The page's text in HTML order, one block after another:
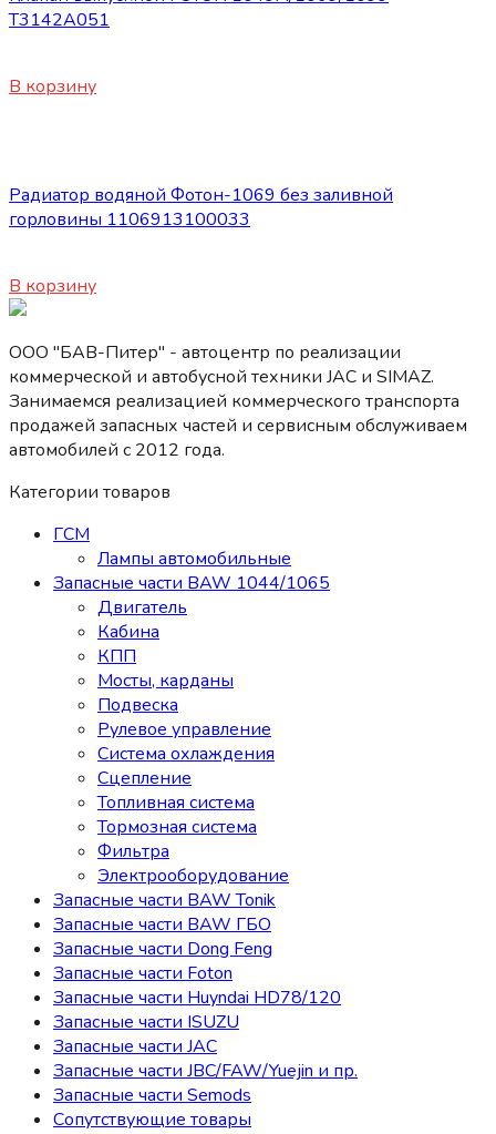
Т3142А051
В корзину
Радиатор водяной Фотон-1069 без заливной
горловины 1106913100033
В корзину
ООО "БАВ-Питер" - автоцентр по реализации
коммерческой и автобусной техники JAC и SIMAZ.
Занимаемся реализацией коммерческого транспорта
продажей запасных частей и сервисным обслуживаем
автомобилей c 2012 года.
Категории товаров
ГСМ
Лампы автомобильные
Запасные части BAW 1044/1065
Двигатель
Кабина
КПП
Мосты, карданы
Подвеска
Рулевое управление
Система охлаждения
Сцепление
Топливная система
Тормозная система
Фильтра
Электрооборудование
Запасные части BAW Tonik
Запасные части BAW ГБО
Запасные части Dong Feng
Запасные части Foton
Запасные части Huyndai HD78/120
Запасные части ISUZU
Запасные части JAC
Запасные части JBC/FAW/Yuejin и пр.
Запасные части Semods
Сопутствующие товары